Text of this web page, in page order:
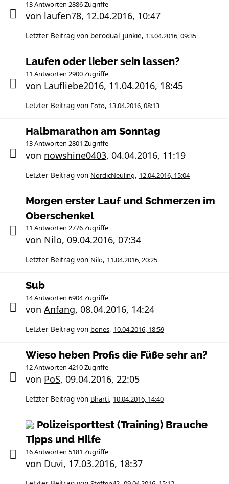
13 Antworten 2886 Zugriffe
von laufen78, 12.04.2016, 10:47
Letzter Beitrag von berodual_junkie, 13.04.2016, 09:35
Laufen oder lieber sein lassen?
11 Antworten 2900 Zugriffe
von Laufliebe2016, 11.04.2016, 18:45
Letzter Beitrag von Foto, 13.04.2016, 08:13
Halbmarathon am Sonntag
13 Antworten 2801 Zugriffe
von nowshine0403, 04.04.2016, 11:19
Letzter Beitrag von NordicNeuling, 12.04.2016, 15:04
Morgen erster Lauf und Schmerzen im
Oberschenkel
11 Antworten 2776 Zugriffe
von Nilo, 09.04.2016, 07:34
Letzter Beitrag von Nilo, 11.04.2016, 20:25
Sub
14 Antworten 6904 Zugriffe
von Anfang, 08.04.2016, 14:24
Letzter Beitrag von bones, 10.04.2016, 18:59
Wieso heben Profis die Füße sehr an?
12 Antworten 4210 Zugriffe
von PoS, 09.04.2016, 22:05
Letzter Beitrag von Bharti, 10.04.2016, 14:40
Polizeisporttest (Training) Brauche
Tipps und Hilfe
16 Antworten 5181 Zugriffe
von Duvi, 17.03.2016, 18:37